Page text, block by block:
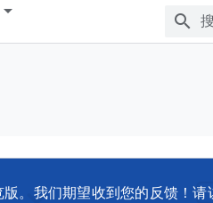
。我们期望收到您的反馈！请